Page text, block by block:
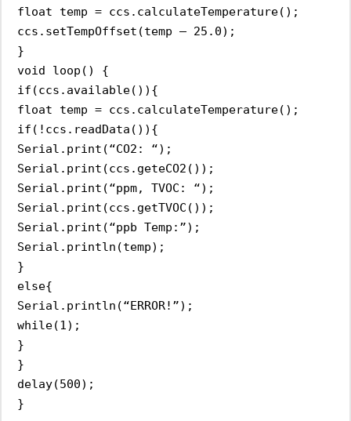
float temp = ccs.calculateTemperature();
ccs.setTempOffset(temp – 25.0);
}
void loop() {
if(ccs.available()){
float temp = ccs.calculateTemperature();
if(!ccs.readData()){
Serial.print(“CO2: “);
Serial.print(ccs.geteCO2());
Serial.print(“ppm, TVOC: “);
Serial.print(ccs.getTVOC());
Serial.print(“ppb Temp:”);
Serial.println(temp);
}
else{
Serial.println(“ERROR!”);
while(1);
}
}
delay(500);
}